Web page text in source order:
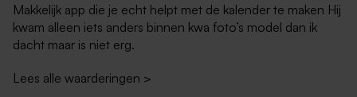
Makkelijk app die je echt helpt met de kalender te maken Hij
kwam alleen iets anders binnen kwa foto’s model dan ik
dacht maar is niet erg.
Lees alle waarderingen >